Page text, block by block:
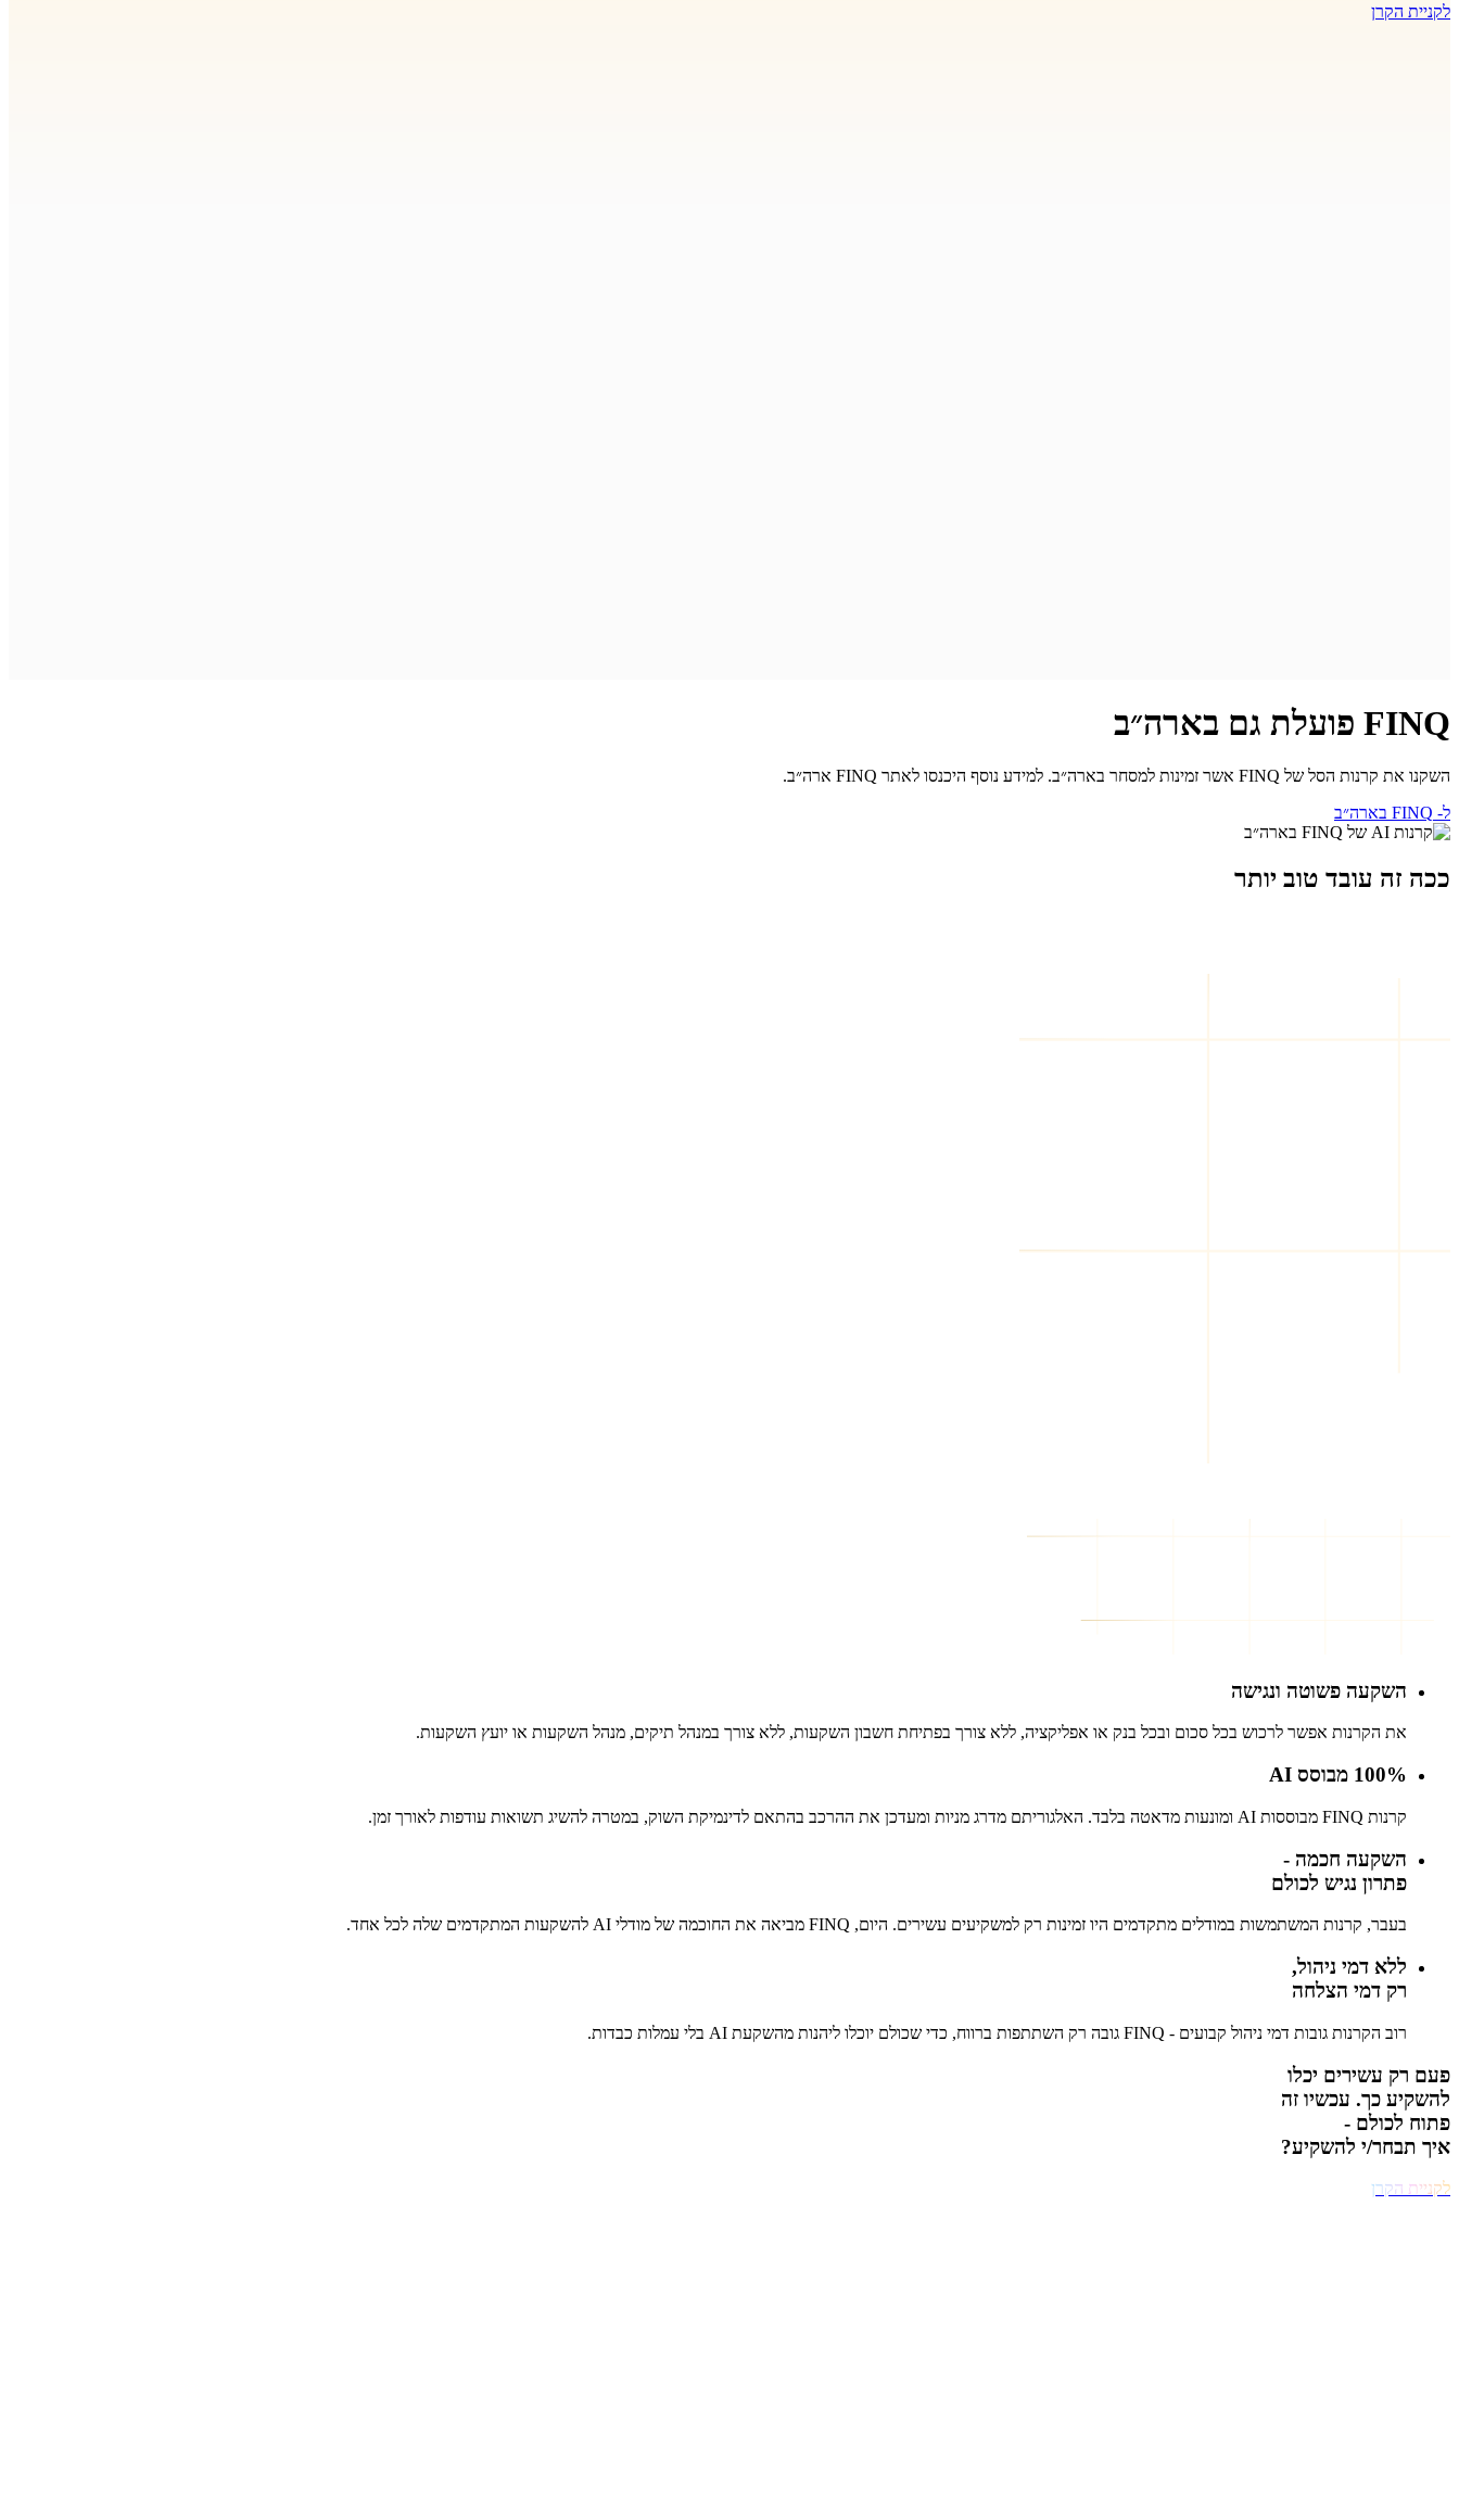
לקניית הקרן
FINQ פועלת גם בארה״ב
השקנו את קרנות הסל של FINQ אשר זמינות למסחר בארה״ב. למידע נוסף היכנסו לאתר FINQ ארה״ב.
ל- FINQ בארה״ב
ככה זה עובד טוב יותר
השקעה פשוטה ונגישה
את הקרנות אפשר לרכוש בכל סכום ובכל בנק או אפליקציה, ללא צורך בפתיחת חשבון השקעות, ללא צורך במנהל תיקים, מנהל השקעות או יועץ השקעות.
100% מבוסס AI
קרנות FINQ מבוססות AI ומונעות מדאטה בלבד. האלגוריתם מדרג מניות ומעדכן את ההרכב בהתאם לדינמיקת השוק, במטרה להשיג תשואות עודפות לאורך זמן.
השקעה חכמה -
פתרון נגיש לכולם
בעבר, קרנות המשתמשות במודלים מתקדמים היו זמינות רק למשקיעים עשירים. היום, FINQ מביאה את החוכמה של מודלי AI להשקעות המתקדמים שלה לכל אחד.
ללא דמי ניהול,
רק דמי הצלחה
רוב הקרנות גובות דמי ניהול קבועים - FINQ גובה רק השתתפות ברווח, כדי שכולם יוכלו ליהנות מהשקעת AI בלי עמלות כבדות.
פעם רק עשירים יכלו
להשקיע כך. עכשיו זה
פתוח לכולם -
איך תבחר/י להשקיע?
לקניית הקרן